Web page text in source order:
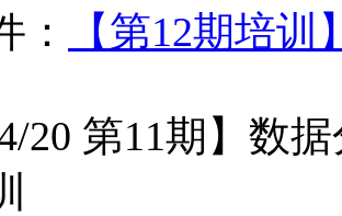
：
【第12期培
20 第11期】 数